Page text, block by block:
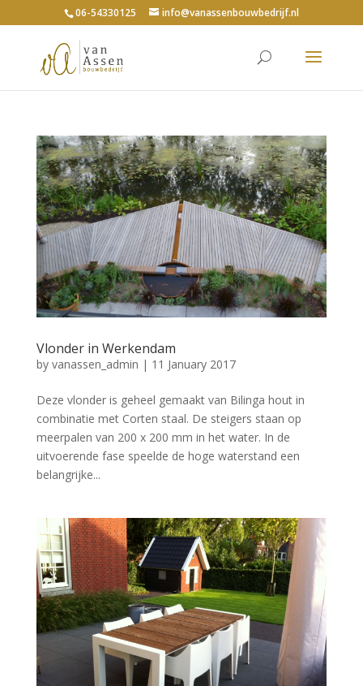
06-54330125 info@vanassenbouwbedrijf.nl
Vlonder in Werkendam
by vanassen_admin | 11 January 2017
Deze vlonder is geheel gemaakt van Bilinga hout in
combinatie met Corten staal. De steigers staan op
meerpalen van 200 x 200 mm in het water. In de
uitvoerende fase speelde de hoge waterstand een
belangrijke...